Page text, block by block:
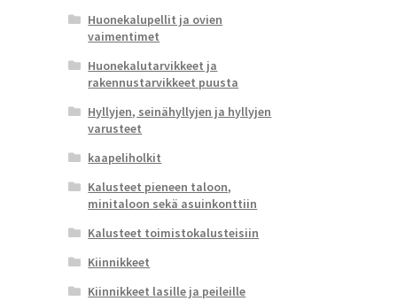
Huonekalupellit ja ovien
vaimentimet
Huonekalutarvikkeet ja
rakennustarvikkeet puusta
Hyllyjen, seinähyllyjen ja hyllyjen
varusteet
kaapeliholkit
Kalusteet pieneen taloon,
minitaloon sekä asuinkonttiin
Kalusteet toimistokalusteisiin
Kiinnikkeet
Kiinnikkeet lasille ja peileille